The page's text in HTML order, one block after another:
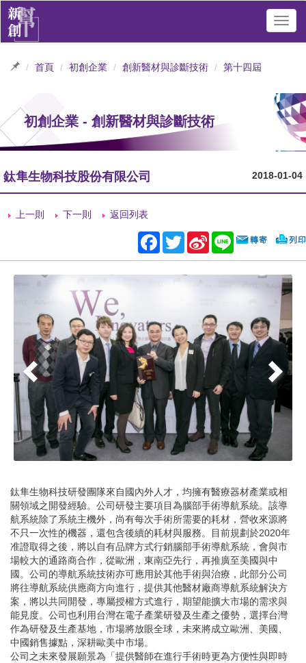
首頁 初創企業 創新醫材與診斷技術 第十四屆
初創企業 - 創新醫材與診斷技術
鈦隼生物科技股份有限公司 2018-01-04
上一則 下一則 返回列表
Facebook
TwitterSina
Weibo
Line
鈦隼生物科技研發團隊來自國內外人才，均擁有醫療器材產業或相
關領域之開發經驗。公司研發主要項目為腦部手術導航系統。該導
航系統除了系統主機外，尚有每次手術所需要的耗材，營收來源將
不只一次性的機器，還包含後續的耗材與服務。目前規劃於2020年
准證取得之後，將以自有品牌方式行銷腦部手術導航系統，會與市
場較大的通路商合作，從歐洲，東南亞先行，再推廣至美國與中
國。公司的導航系統技術亦可應用於其他手術與治療，此部分公司
將往導航系統供應商方向進行，提供其他醫材廠商導航系統解決方
案，將以共同開發，專屬授權方式進行，期望能擴大市場的需求與
能見度。公司也利用台灣在電子產業研發及生產之優勢，選擇台灣
作為研發及生產基地，市場將放眼全球，未來將成立歐洲、美國、
中國銷售據點，深耕歐美中市場。
公司之未來發展願景為「提供醫師在進行手術時更為方便性與即時